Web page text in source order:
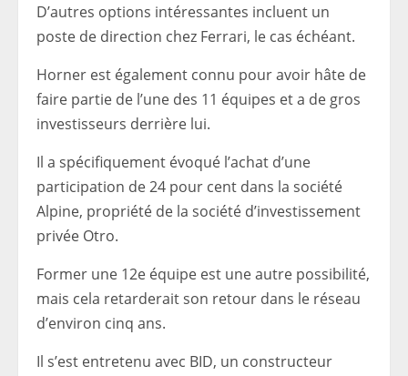
D’autres options intéressantes incluent un
poste de direction chez Ferrari, le cas échéant.
Horner est également connu pour avoir hâte de
faire partie de l’une des 11 équipes et a de gros
investisseurs derrière lui.
Il a spécifiquement évoqué l’achat d’une
participation de 24 pour cent dans la société
Alpine, propriété de la société d’investissement
privée Otro.
Former une 12e équipe est une autre possibilité,
mais cela retarderait son retour dans le réseau
d’environ cinq ans.
Il s’est entretenu avec BID, un constructeur